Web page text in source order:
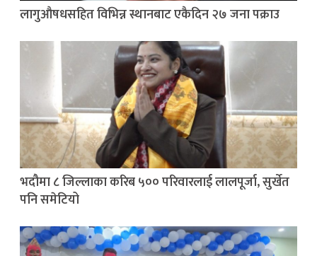
लागुऔषधसहित विभिन्न स्थानबाट एकैदिन २७ जना पक्राउ
भदौमा ८ जिल्लाका करिब ५०० परिवारलाई लालपूर्जा, सुर्खेत
पनि समेटियो